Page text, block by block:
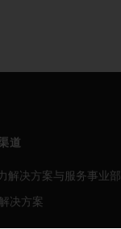
道
解决方案与服务事业部
决方案